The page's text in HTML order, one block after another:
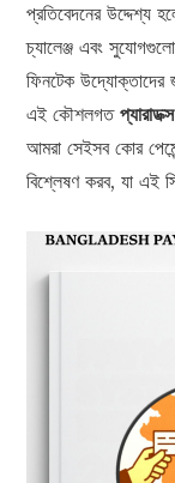
প্রতিবেদনের উদ্দেশ্য
চ্যালেঞ্জ এবং সুযোগগুলো
ফিনটেক উদ্যোক্তাদের
এই কৌশলগতপ্যারাডক্স
আমরা সেইসব কোর
বিশ্লেষণ করব, যা এই